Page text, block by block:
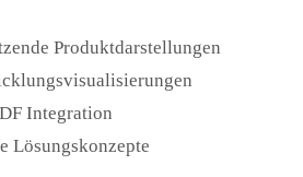
Produktdarstellungen
Integration
Lösungskonzepte